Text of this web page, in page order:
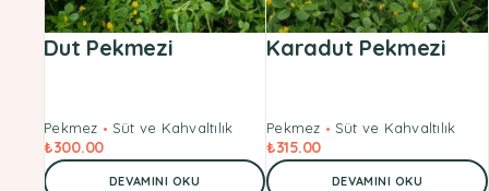
Dut Pekmezi
Pekmez Süt ve Kahvaltılık
₺300.00
DEVAMINI OKU
Karadut Pekmezi
Pekmez Süt ve Kahvaltılık
₺315.00
DEVAMINI OKU